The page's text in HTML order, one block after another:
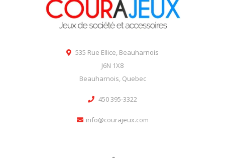
535 Rue Ellice, Beauharnois
J6N 1X8
Beauharnois, Quebec
450 395-3322
info@courajeux.com